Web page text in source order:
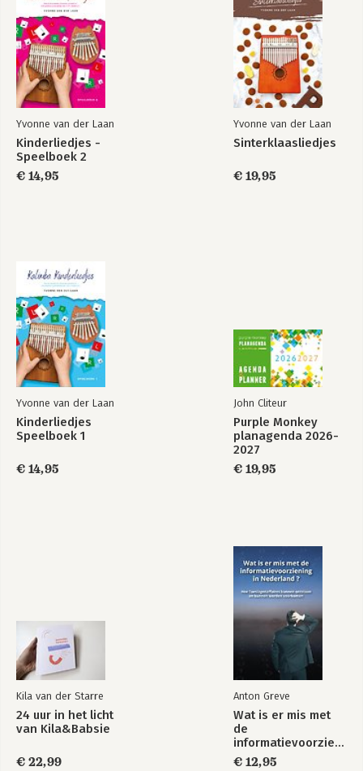
Yvonne van der Laan
Kinderliedjes -
Speelboek 2
€ 14,95
Yvonne van der Laan
Sinterklaasliedjes
€ 19,95
Yvonne van der Laan
Kinderliedjes
Speelboek 1
€ 14,95
John Cliteur
Purple Monkey
planagenda 2026-
2027
€ 19,95
Kila van der Starre
24 uur in het licht
van Kila&Babsie
€ 22,99
Anton Greve
Wat is er mis met
de
informatievoorziening
in Nederland ?
€ 12,95